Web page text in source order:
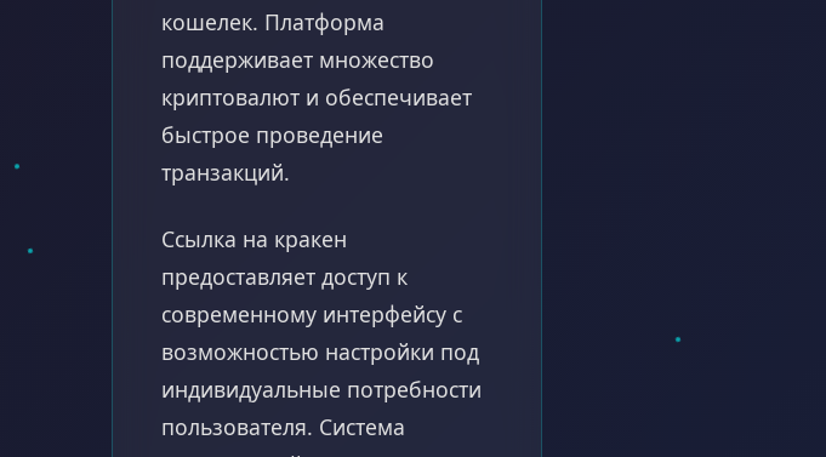
кошелек. Платформа
поддерживает множество
криптовалют и обеспечивает
быстрое проведение
транзакций.
Ссылка на кракен
предоставляет доступ к
современному интерфейсу с
возможностью настройки под
индивидуальные потребности
пользователя. Система